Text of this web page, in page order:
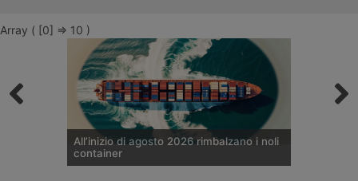
Array ( [0] => 10 )
All’inizio di agosto 2026 rimbalzano i noli
container